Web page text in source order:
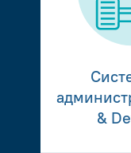
&